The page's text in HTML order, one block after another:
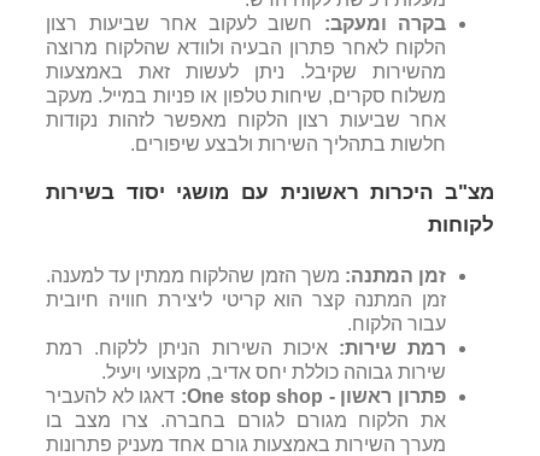
בקרה ומעקב: חשוב לעקוב אחר שביעות רצון
הלקוח לאחר פתרון הבעיה ולוודא שהלקוח מרוצה
מהשירות שקיבל. ניתן לעשות זאת באמצעות
משלוח סקרים, שיחות טלפון או פניות במייל. מעקב
אחר שביעות רצון הלקוח מאפשר לזהות נקודות
חלשות בתהליך השירות ולבצע שיפורים.
מצ"ב היכרות ראשונית עם מושגי יסוד בשירות
לקוחות
זמן המתנה: משך הזמן שהלקוח ממתין עד למענה.
זמן המתנה קצר הוא קריטי ליצירת חוויה חיובית
עבור הלקוח.
רמת שירות: איכות השירות הניתן ללקוח. רמת
שירות גבוהה כוללת יחס אדיב, מקצועי ויעיל.
פתרון ראשון -
One stop shop
: דאגו לא להעביר
את הלקוח מגורם לגורם בחברה. צרו מצב בו
מערך השירות באמצעות גורם אחד מעניק פתרונות